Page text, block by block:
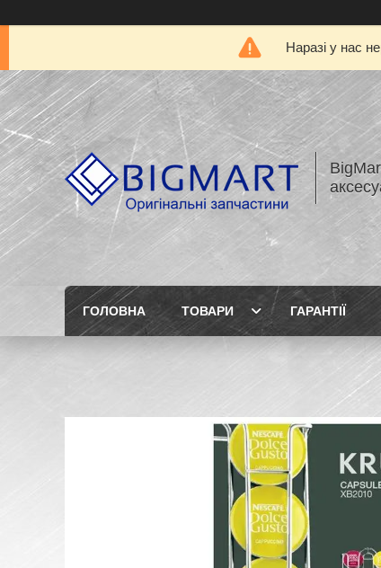
Наразі у нас
ГОЛОВНА ТОВАРИ ГАРАНТІЇ